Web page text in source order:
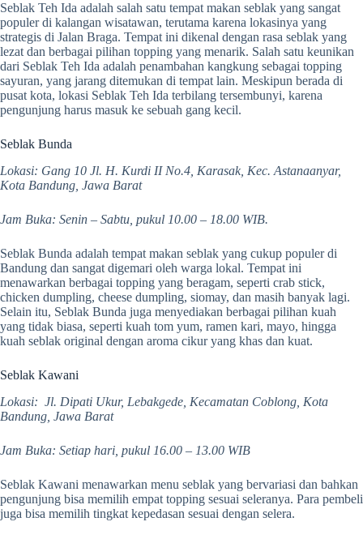
Seblak Teh Ida adalah salah satu tempat makan seblak yang sangat
populer di kalangan wisatawan, terutama karena lokasinya yang
strategis di Jalan Braga. Tempat ini dikenal dengan rasa seblak yang
lezat dan berbagai pilihan topping yang menarik. Salah satu keunikan
dari Seblak Teh Ida adalah penambahan kangkung sebagai topping
sayuran, yang jarang ditemukan di tempat lain. Meskipun berada di
pusat kota, lokasi Seblak Teh Ida terbilang tersembunyi, karena
pengunjung harus masuk ke sebuah gang kecil.
Seblak Bunda
Lokasi: Gang 10 Jl. H. Kurdi II No.4, Karasak, Kec. Astanaanyar,
Kota Bandung, Jawa Barat
Jam Buka: Senin – Sabtu, pukul 10.00 – 18.00 WIB.
Seblak Bunda adalah tempat makan seblak yang cukup populer di
Bandung dan sangat digemari oleh warga lokal. Tempat ini
menawarkan berbagai topping yang beragam, seperti crab stick,
chicken dumpling, cheese dumpling, siomay, dan masih banyak lagi.
Selain itu, Seblak Bunda juga menyediakan berbagai pilihan kuah
yang tidak biasa, seperti kuah tom yum, ramen kari, mayo, hingga
kuah seblak original dengan aroma cikur yang khas dan kuat.
Seblak Kawani
Lokasi: Jl. Dipati Ukur, Lebakgede, Kecamatan Coblong, Kota
Bandung, Jawa Barat
Jam Buka: Setiap hari, pukul 16.00 – 13.00 WIB
Seblak Kawani menawarkan menu seblak yang bervariasi dan bahkan
pengunjung bisa memilih empat topping sesuai seleranya. Para pembeli
juga bisa memilih tingkat kepedasan sesuai dengan selera.